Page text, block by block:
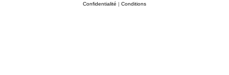
Confidentialité | Conditions